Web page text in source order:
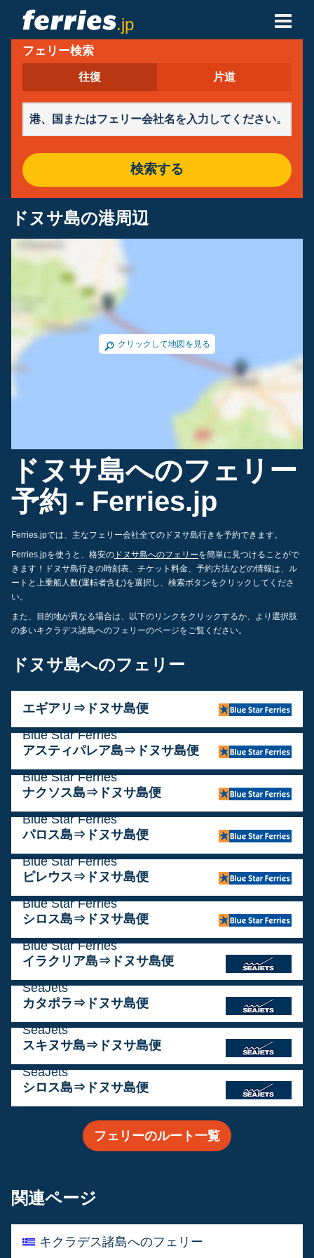
.jp
フェリー会社
フェリーの目的地
港
フェリー検索
往復 片道
検索する
ドヌサ島の港周辺
クリックして地図を見る
ドヌサ島へのフェリー
予約 - Ferries.jp
Ferries.jpでは、主なフェリー会社全てのドヌサ島行きを予約できます。
Ferries.jpを使うと、格安の ドヌサ島へのフェリーを簡単に見つけることがで
きます！ドヌサ島行きの時刻表、チケット料金、予約方法などの情報は、ル
ートと上乗船人数(運転者含む)を選択し、検索ボタンをクリックしてくださ
い。
また、目的地が異なる場合は、以下のリンクをクリックするか、より選択肢
の多いキクラデス諸島へのフェリーのページをご覧ください。
ドヌサ島へのフェリー
エギアリ⇒ドヌサ島便
Blue Star Ferries
アスティパレア島⇒ドヌサ島便
Blue Star Ferries
ナクソス島⇒ドヌサ島便
Blue Star Ferries
パロス島⇒ドヌサ島便
Blue Star Ferries
ピレウス⇒ドヌサ島便
Blue Star Ferries
シロス島⇒ドヌサ島便
Blue Star Ferries
イラクリア島⇒ドヌサ島便
SeaJets
カタポラ⇒ドヌサ島便
SeaJets
スキヌサ島⇒ドヌサ島便
SeaJets
シロス島⇒ドヌサ島便
フェリーのルート一覧
関連ページ
キクラデス諸島へのフェリー